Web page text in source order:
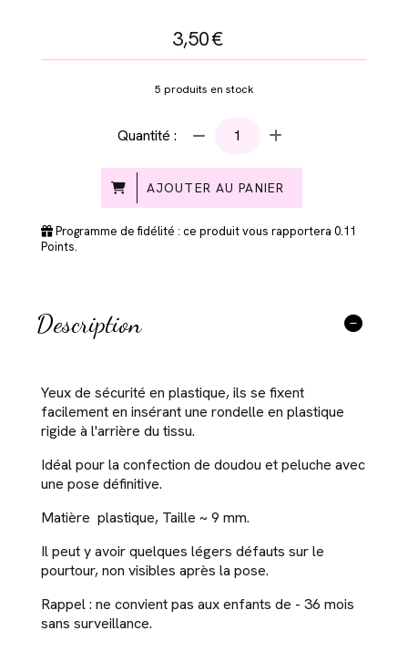
3,50€
5 produits en stock
Quantité :
AJOUTER AU PANIER
Programme de fidélité : ce produit vous rapportera 0.11
Points.
Description
Yeux de sécurité en plastique, ils se fixent
facilement en insérant une rondelle en plastique
rigide à l'arrière du tissu.
Idéal pour la confection de doudou et peluche avec
une pose définitive.
Matière plastique, Taille ~ 9 mm.
Il peut y avoir quelques légers défauts sur le
pourtour, non visibles après la pose.
Rappel : ne convient pas aux enfants de - 36 mois
sans surveillance.